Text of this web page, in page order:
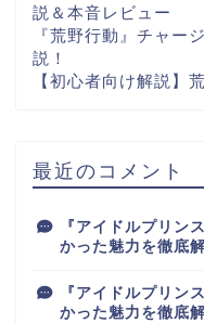
説＆本音レビュー
『荒野行動』チャー
説！
【初心者向け解説】
最近のコメント
『アイドルプリン
かった魅力を徹底
『アイドルプリン
かった魅力を徹底